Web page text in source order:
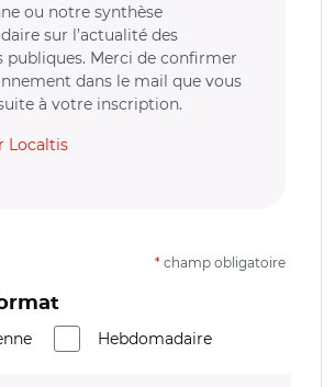
ou notre synthèse
sur l’actualité des
publiques. Merci de confirmer
dans le mail que vous
à votre inscription.
Localtis
* champ obligatoire
Hebdomadaire